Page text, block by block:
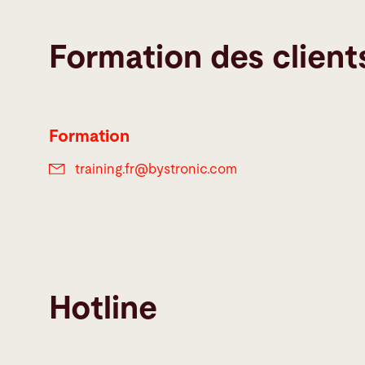
Formation des
Formation
training.fr@bystronic.com
Hotline